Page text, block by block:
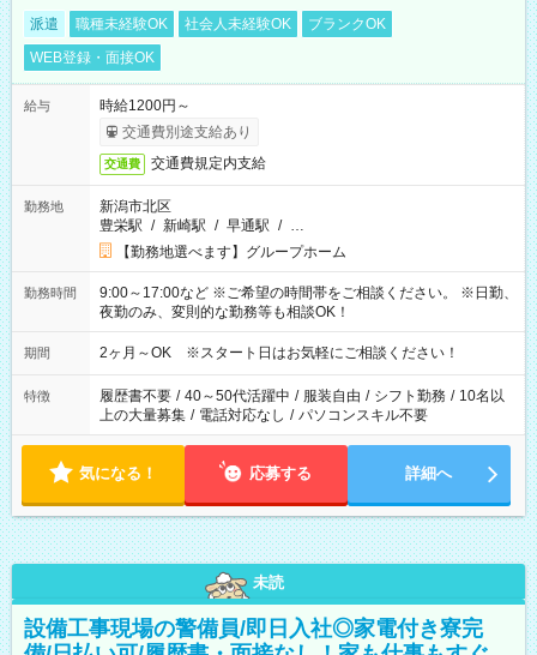
派遣 職種未経験OK 社会人未経験OK
ブランクOK
WEB登録・面接OK
給与
時給1200円～
交通費別途支給あり
交通費 交通費規定内支給
勤務地
新潟市北区
豊栄駅 / 新崎駅 / 早通駅 / …
【勤務地選べます】グループホーム
勤務時間
9:00～17:00など ※ご希望の時間帯をご相談ください。 ※日勤、
夜勤のみ、変則的な勤務等も相談OK！
期間 2ヶ月～OK ※スタート日はお気軽にご相談ください！
特徴 履歴書不要 / 40～50代活躍中 / 服装自由 / シフト勤務 / 10名以
上の大量募集 / 電話対応なし / パソコンスキル不要
気になる！ 応募する 詳細へ
未読
設備工事現場の警備員/即日入社◎家電付き寮完